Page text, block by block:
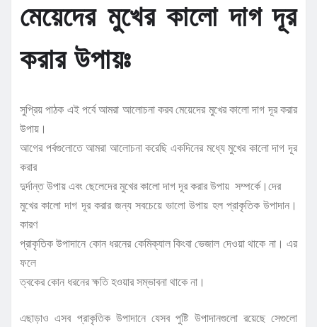
মেয়েদের মুখের কালো দাগ দূর
করার উপায়ঃ
সুপ্রিয় পাঠক এই পর্বে আমরা আলোচনা করব মেয়েদের মুখের কালো দাগ দূর করার
উপায়।
আগের পর্বগুলোতে আমরা আলোচনা করেছি একদিনের মধ্যে মুখের কালো দাগ দূর
করার
দুর্দান্ত উপায় এবং ছেলেদের মুখের কালো দাগ দূর করার উপায় সম্পর্কে।দের
মুখের কালো দাগ দূর করার জন্য সবচেয়ে ভালো উপায় হল প্রাকৃতিক উপাদান।
কারণ
প্রাকৃতিক উপাদানে কোন ধরনের কেমিক্যাল কিংবা ভেজাল দেওয়া থাকে না। এর
ফলে
ত্বকের কোন ধরনের ক্ষতি হওয়ার সম্ভাবনা থাকে না।
এছাড়াও এসব প্রাকৃতিক উপাদানে যেসব পুষ্টি উপাদানগুলো রয়েছে সেগুলো